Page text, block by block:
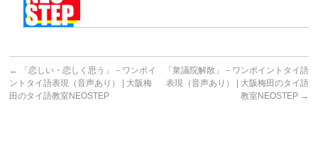
←
「恋しい・恋しく思う」－ワンポイ
ントタイ語表現（音声あり） | 大阪梅
田のタイ語教室NEOSTEP
「衆議院解散」－ワンポイントタイ語
表現（音声あり） | 大阪梅田のタイ語
教室NEOSTEP →